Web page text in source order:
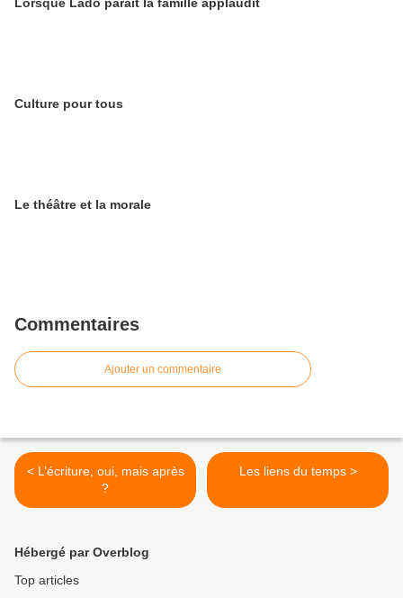
Culture pour tous
Le théâtre et la morale
Commentaires
Ajouter un commentaire
< L’écriture, oui, mais après
?
Les liens du temps >
Hébergé par Overblog
Top articles